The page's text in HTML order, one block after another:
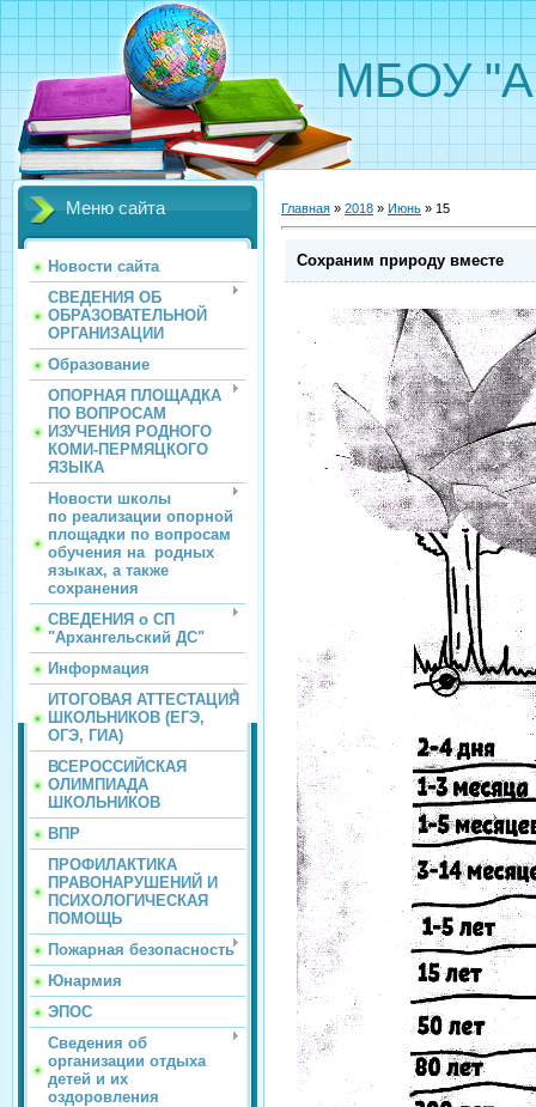
МБОУ
Меню сайта
Новости сайта
СВЕДЕНИЯ ОБ
ОБРАЗОВАТЕЛЬНОЙ
ОРГАНИЗАЦИИ
Образование
ОПОРНАЯ ПЛОЩАДКА
ПО ВОПРОСАМ
ИЗУЧЕНИЯ РОДНОГО
КОМИ-ПЕРМЯЦКОГО
ЯЗЫКА
Новости школы
по реализации опорной
площадки по вопросам
обучения на родных
языках, а также
сохранения
СВЕДЕНИЯ о СП
"Архангельский ДС"
Информация
ИТОГОВАЯ АТТЕСТАЦИЯ
ШКОЛЬНИКОВ (ЕГЭ,
ОГЭ, ГИА)
ВСЕРОССИЙСКАЯ
ОЛИМПИАДА
ШКОЛЬНИКОВ
ВПР
ПРОФИЛАКТИКА
ПРАВОНАРУШЕНИЙ И
ПСИХОЛОГИЧЕСКАЯ
ПОМОЩЬ
Пожарная безопасность
Юнармия
ЭПОС
Сведения об
организации отдыха
детей и их
оздоровления
Главная » 2018 » Июнь » 15
Сохраним природу вместе